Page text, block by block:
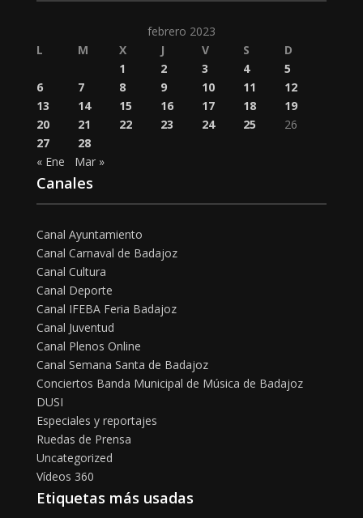
febrero 2023
L
M X J V S
D
1
2 3 4
5
6
7 8 9 10 11
12
13
14 15 16 17 18
19
20
21 22 23 24 25
26
27
28
« Ene
Mar »
Canales
Canal Ayuntamiento
Canal Carnaval de Badajoz
Canal Cultura
Canal Deporte
Canal IFEBA Feria Badajoz
Canal Juventud
Canal Plenos Online
Canal Semana Santa de Badajoz
Conciertos Banda Municipal de Música de Badajoz
DUSI
Especiales y reportajes
Ruedas de Prensa
Uncategorized
Vídeos 360
Etiquetas más usadas